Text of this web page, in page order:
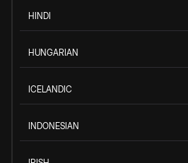
HINDI
HUNGARIAN
ICELANDIC
INDONESIAN